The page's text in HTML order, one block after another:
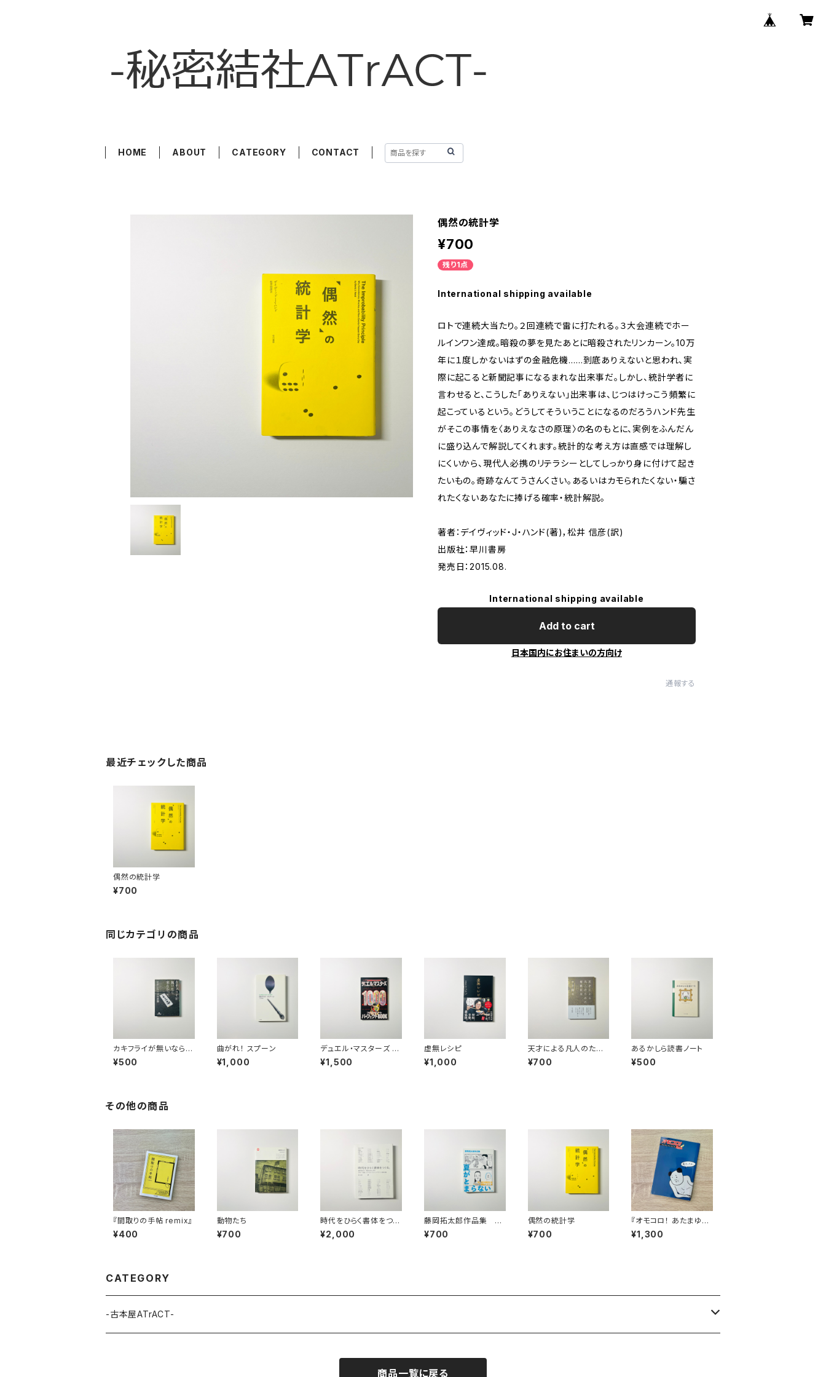
HOME ABOUT CATEGORY CONTACT
偶然の統計学
¥700
残り1点
International shipping available
ロトで連続大当たり。２回連続で雷に打たれる。３大会連続でホー
ルインワン達成。暗殺の夢を見たあとに暗殺されたリンカーン。10万
年に１度しかないはずの金融危機……到底ありえないと思われ、実
際に起こると新聞記事になるまれな出来事だ。しかし、統計学者に
言わせると、こうした「ありえない」出来事は、じつはけっこう頻繁に
起こっているという。どうしてそういうことになるのだろう――ハンド先生
がそこの事情を〈ありえなさの原理〉の名のもとに、実例をふんだん
に盛り込んで解説してくれます。統計的な考え方は直感では理解し
にくいから、現代人必携のリテラシーとしてしっかり身に付けて起き
たいもの。奇跡なんてうさんくさい。あるいはカモられたくない・騙さ
れたくないあなたに捧げる確率・統計解説。
著者：デイヴィッド・J・ハンド(著)，松井 信彦(訳)
出版社：早川書房
発売日：2015.08.
International shipping available
Add to cart
日本国内にお住まいの方向け
通報する
最近チェックした商品
偶然の統計学
¥700
同じカテゴリの商品
カキフライが無いなら来
なかった
¥500
曲がれ！ スプーン
¥1,000
デュエル・マスターズ 全
1000枚フルコンプリー
トパーフェクトBOOK
¥1,500
虚無レシピ
¥1,000
天才による凡人のため
の短歌教室
¥700
あるかしら読書ノート
¥500
その他の商品
『間取りの手帖 remix』
¥400
動物たち
¥700
時代をひらく書体をつく
る。 書体設計士・橋本和
夫に聞く活字・写植・デ
¥2,000
藤岡拓太郎作品集 夏
がとまらない
¥700
偶然の統計学
¥700
『オモコロ！ あたまゆる
ゆる大全』
¥1,300
CATEGORY
-古本屋ATrACT-
商品一覧に戻る